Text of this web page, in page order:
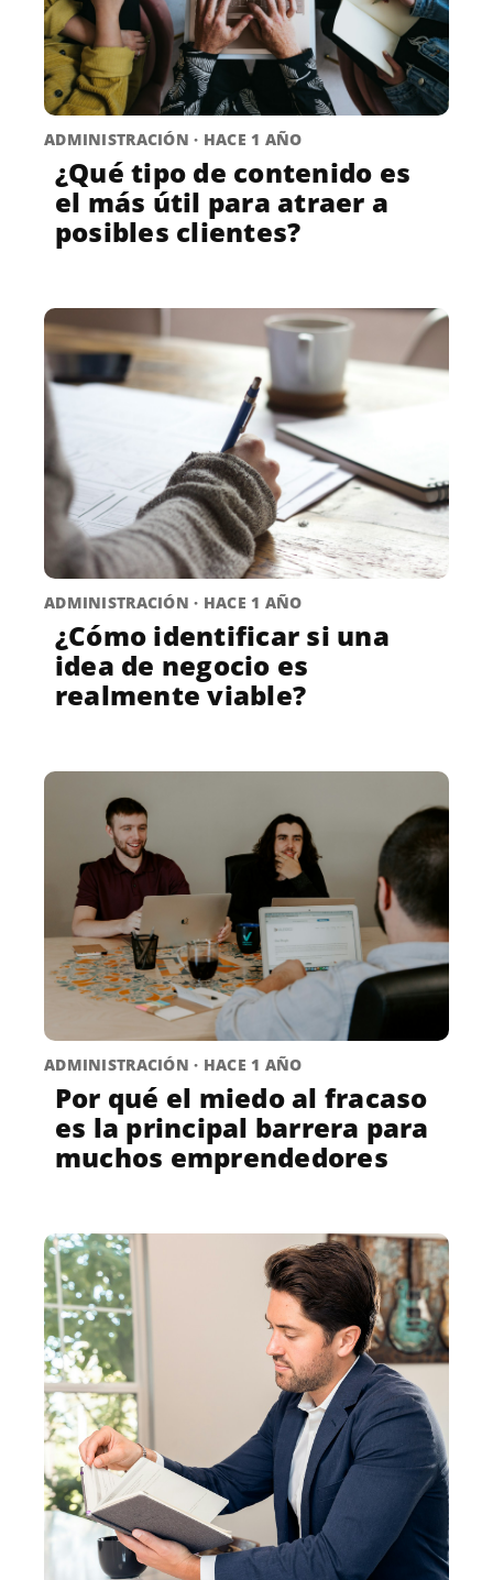
ADMINISTRACIÓN · HACE 1 AÑO
¿Qué tipo de contenido es
el más útil para atraer a
posibles clientes?
ADMINISTRACIÓN · HACE 1 AÑO
¿Cómo identificar si una
idea de negocio es
realmente viable?
ADMINISTRACIÓN · HACE 1 AÑO
Por qué el miedo al fracaso
es la principal barrera para
muchos emprendedores